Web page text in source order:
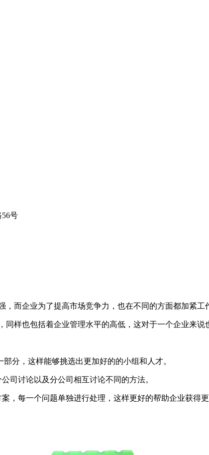
号
而企业为了提高市场竞争力，也在不同的方面都加紧工
样也包括着企业管理水平的高低，这对于一个企业来说
，这样能够挑选出更加好的的小组和人才。
讨论以及分公司相互讨论不同的方法。
，每一个问题单独进行处理，这样更好的帮助企业获得